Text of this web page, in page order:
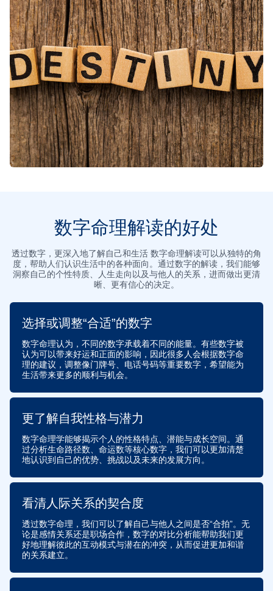
数字命理解读的好处
透过数字，更深入地了解自己和生活 数字命理解读可以从独特的角
度，帮助人们认识生活中的各种面向。通过数字的解读，我们能够
洞察自己的个性特质、人生走向以及与他人的关系，进而做出更清
晰、更有信心的决定。
选择或调整“合适”的数字
数字命理认为，不同的数字承载着不同的能量。有些数字被
认为可以带来好运和正面的影响，因此很多人会根据数字命
理的建议，调整像门牌号、电话号码等重要数字，希望能为
生活带来更多的顺利与机会。
更了解自我性格与潜力
数字命理学能够揭示个人的性格特点、潜能与成长空间。通
过分析生命路径数、命运数等核心数字，我们可以更加清楚
地认识到自己的优势、挑战以及未来的发展方向。
看清人际关系的契合度
透过数字命理，我们可以了解自己与他人之间是否“合拍”。无
论是感情关系还是职场合作，数字的对比分析能帮助我们更
好地理解彼此的互动模式与潜在的冲突，从而促进更加和谐
的关系建立。